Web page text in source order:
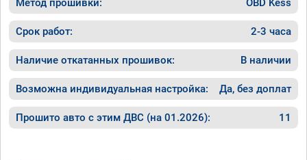
Метод прошивки: OBD Kess
Срок работ: 2-3 часа
Наличие откатанных прошивок: В наличии
Возможна индивидуальная настройка: Да, без доплат
Прошито авто с этим ДВС (на 01.2026): 11